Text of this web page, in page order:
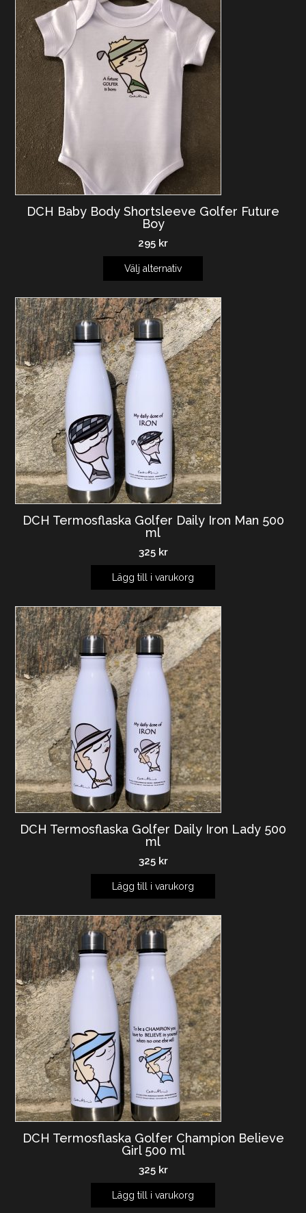
DCH Baby Body Shortsleeve Golfer Future
Boy
295 kr
Välj alternativ
DCH Termosflaska Golfer Daily Iron Man 500
ml
325 kr
Lägg till i varukorg
DCH Termosflaska Golfer Daily Iron Lady 500
ml
325 kr
Lägg till i varukorg
DCH Termosflaska Golfer Champion Believe
Girl 500 ml
325 kr
Lägg till i varukorg